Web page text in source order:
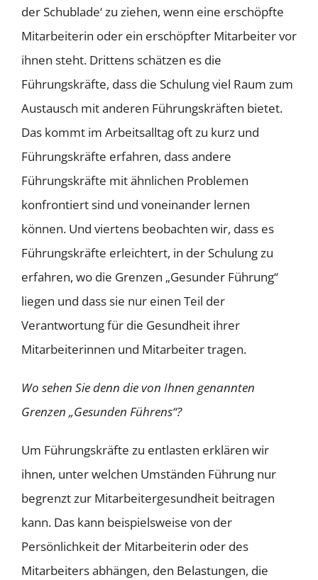
der Schublade‘ zu ziehen, wenn eine erschöpfte
Mitarbeiterin oder ein erschöpfter Mitarbeiter vor
ihnen steht. Drittens schätzen es die
Führungskräfte, dass die Schulung viel Raum zum
Austausch mit anderen Führungskräften bietet.
Das kommt im Arbeitsalltag oft zu kurz und
Führungskräfte erfahren, dass andere
Führungskräfte mit ähnlichen Problemen
konfrontiert sind und voneinander lernen
können. Und viertens beobachten wir, dass es
Führungskräfte erleichtert, in der Schulung zu
erfahren, wo die Grenzen „Gesunder Führung“
liegen und dass sie nur einen Teil der
Verantwortung für die Gesundheit ihrer
Mitarbeiterinnen und Mitarbeiter tragen.
Wo sehen Sie denn die von Ihnen genannten
Grenzen „Gesunden Führens“?
Um Führungskräfte zu entlasten erklären wir
ihnen, unter welchen Umständen Führung nur
begrenzt zur Mitarbeitergesundheit beitragen
kann. Das kann beispielsweise von der
Persönlichkeit der Mitarbeiterin oder des
Mitarbeiters abhängen, den Belastungen, die